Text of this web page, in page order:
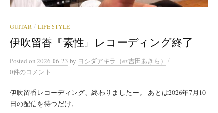
GUITAR / LIFE STYLE
伊吹留香『素性』レコーディング終了
Posted on 2026-06-23 by ヨシダアキラ（ex吉田あきら）
/
0件のコメント
伊吹留香レコーディング、終わりましたー。 あとは2026年7月10
日の配信を待つだけ。